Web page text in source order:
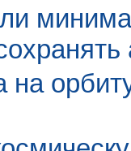
на